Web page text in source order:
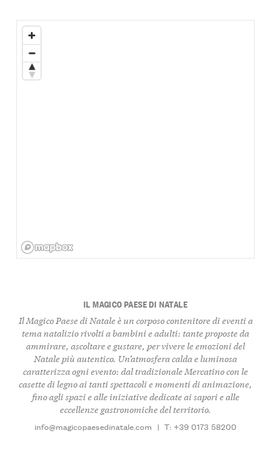
IL MAGICO PAESE DI NATALE
Il Magico Paese di Natale è un corposo contenitore di eventi a
tema natalizio rivolti a bambini e adulti: tante proposte da
ammirare, ascoltare e gustare, per vivere le emozioni del
Natale più autentico. Un’atmosfera calda e luminosa
caratterizza ogni evento: dal tradizionale Mercatino con le
casette di legno ai tanti spettacoli e momenti di animazione,
fino agli spazi e alle iniziative dedicate ai sapori e alle
eccellenze gastronomiche del territorio.
info@magicopaesedinatale.com | T: +39 0173 58200